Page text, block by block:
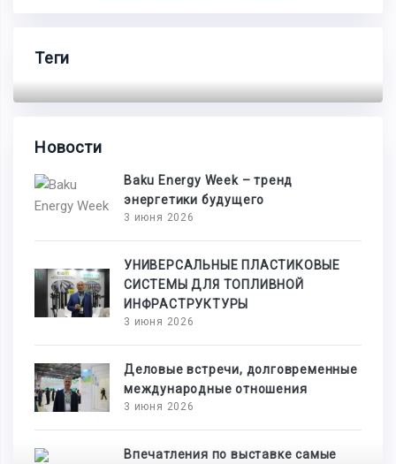
Теги
Новости
Baku Energy Week – тренд
энергетики будущего
3 июня 2026
УНИВЕРСАЛЬНЫЕ ПЛАСТИКОВЫЕ
СИСТЕМЫ ДЛЯ ТОПЛИВНОЙ
ИНФРАСТРУКТУРЫ
3 июня 2026
Деловые встречи, долговременные
международные отношения
3 июня 2026
Впечатления по выставке самые